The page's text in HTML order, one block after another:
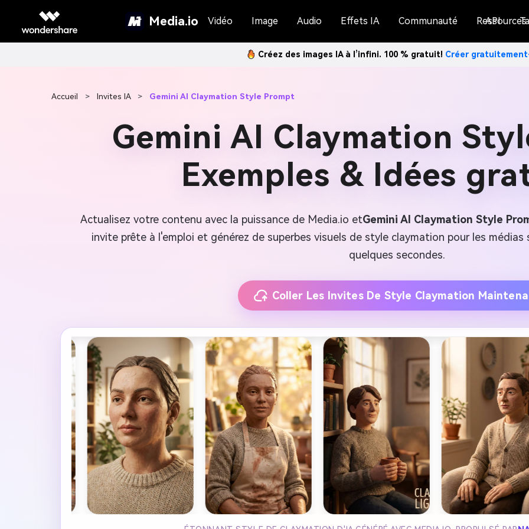
Media.io Vidéo Image Audio Effets IA Communauté Ressources
API
Créez des images IA à l’infini. 100 % gratuit! Créer
Accueil > Invites IA > Gemini AI Claymation Style Prompt
Gemini AI Claymation
Exemples & Idées
Actualisez votre contenu avec la puissance de Media.io etGemini AI Claymation Style
invite prête à l'emploi et générez de superbes visuels de style claymation pour les
quelques secondes.
Coller Les Invites De Style Claymation